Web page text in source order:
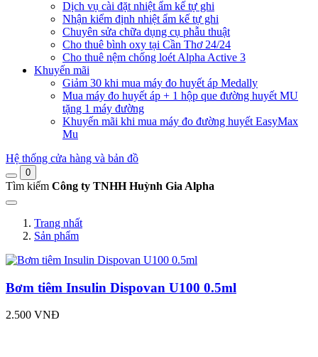
Dịch vụ cài đặt nhiệt ẩm kế tự ghi
Nhận kiểm định nhiệt ẩm kế tự ghi
Chuyên sửa chữa dụng cụ phẫu thuật
Cho thuê bình oxy tại Cần Thơ 24/24
Cho thuê nệm chống loét Alpha Active 3
Khuyến mãi
Giảm 30 khi mua máy đo huyết áp Medally
Mua máy đo huyết áp + 1 hộp que đường huyết MU
tặng 1 máy đường
Khuyến mãi khi mua máy đo đường huyết EasyMax
Mu
Hệ thống cửa hàng và bản đồ
0
Tìm kiếm Công ty TNHH Huỳnh Gia Alpha
Trang nhất
Sản phẩm
Bơm tiêm Insulin Dispovan U100 0.5ml
2.500 VNĐ